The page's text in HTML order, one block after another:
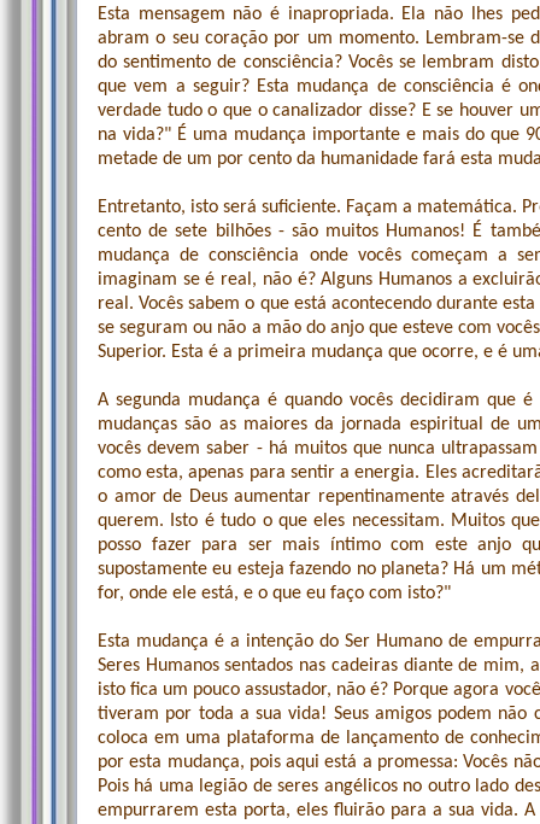
Esta mensagem não é inapropriada. Ela não lhes
abram o seu coração por um momento. Lembram-se
do sentimento de consciência? Vocês se lembram
que vem a seguir? Esta mudança de consciência é
verdade tudo o que o canalizador disse? E se houver
na vida?" É uma mudança importante e mais do que
metade de um por cento da humanidade fará esta
Entretanto, isto será suficiente. Façam a matemática.
cento de sete bilhões - são muitos Humanos! É
mudança de consciência onde vocês começam a
imaginam se é real, não é? Alguns Humanos a
real. Vocês sabem o que está acontecendo durante
se seguram ou não a mão do anjo que esteve com
Superior. Esta é a primeira mudança que ocorre, e é
A segunda mudança é quando vocês decidiram que
mudanças são as maiores da jornada espiritual de
vocês devem saber - há muitos que nunca
como esta, apenas para sentir a energia. Eles
o amor de Deus aumentar repentinamente através
querem. Isto é tudo o que eles necessitam. Muitos
posso fazer para ser mais íntimo com este anjo
supostamente eu esteja fazendo no planeta? Há um
for, onde ele está, e o que eu faço com isto?"
Esta mudança é a intenção do Ser Humano de
Seres Humanos sentados nas cadeiras diante de
isto fica um pouco assustador, não é? Porque agora
tiveram por toda a sua vida! Seus amigos podem não
coloca em uma plataforma de lançamento de
por esta mudança, pois aqui está a promessa: Vocês
Pois há uma legião de seres angélicos no outro lado
empurrarem esta porta, eles fluirão para a sua vida.